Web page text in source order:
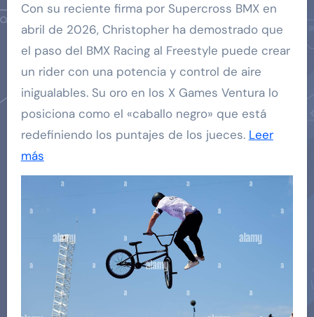
Con su reciente firma por Supercross BMX en
abril de 2026, Christopher ha demostrado que
el paso del BMX Racing al Freestyle puede crear
un rider con una potencia y control de aire
inigualables. Su oro en los X Games Ventura lo
posiciona como el «caballo negro» que está
redefiniendo los puntajes de los jueces. Leer
más